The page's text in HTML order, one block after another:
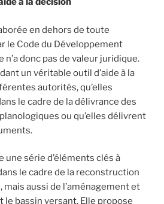
en dehors de toute
le Code du Développement
n’a donc pas de valeur juridique.
un véritable outil d’aide à la
autorités, qu’elles
le cadre de la délivrance des
ou qu’elles délivrent
une série d’éléments clés à
le cadre de la reconstruction
aussi de l’aménagement et
le bassin versant. Elle propose